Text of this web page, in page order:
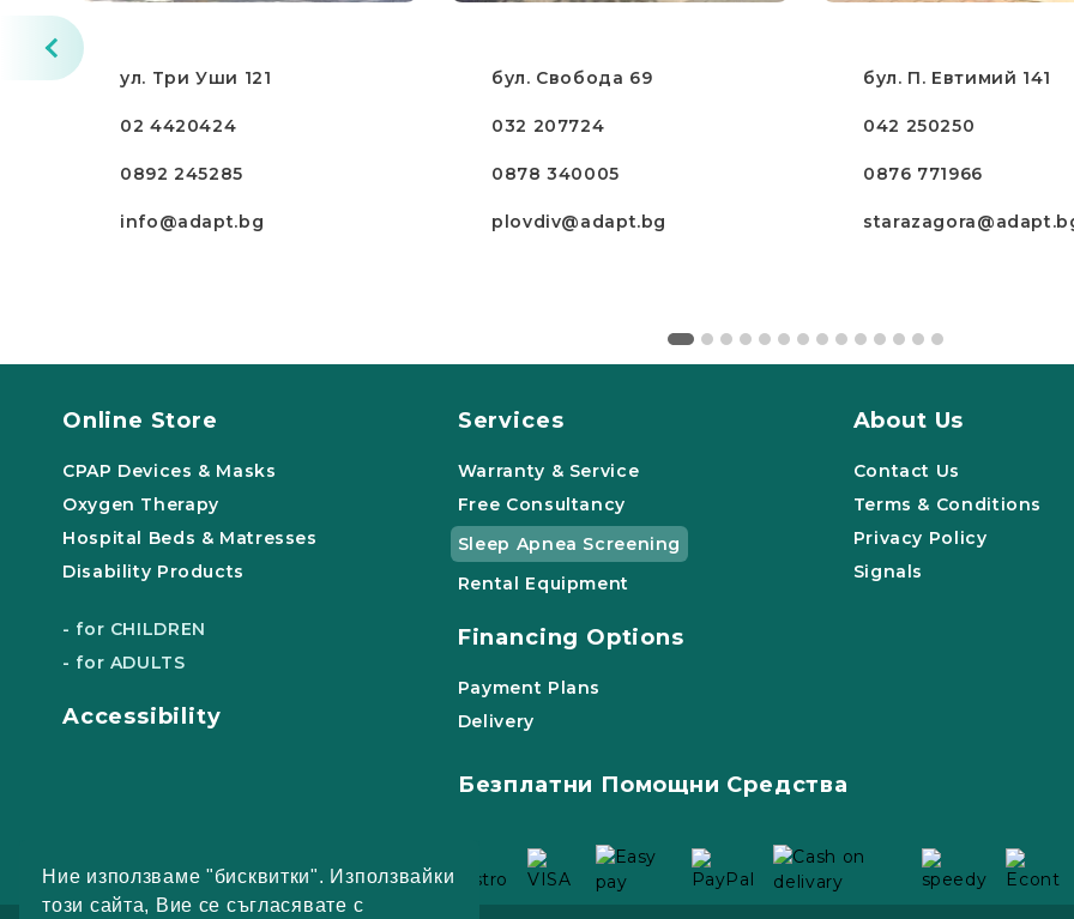
Ние използваме "бисквитки". Използвайки
този сайта, Вие се съгласявате с
ул. Три Уши 121
02 4420424
0892 245285
info@adapt.bg
бул. Свобода 69
032 207724
0878 340005
plovdiv@adapt.bg
бул. П. Евтимий 141
042 250250
0876 771966
Online Store
CPAP Devices & Masks
Oxygen Therapy
Hospital Beds & Matresses
Disability Products
- for CHILDREN
- for ADULTS
Accessibility
Services
Warranty & Service
Free Consultancy
Sleep Apnea Screening
Rental Equipment
Financing Options
Payment Plans
Delivery
About Us
Contact Us
Terms & Conditions
Privacy Policy
Signals
Безплатни Помощни Средства